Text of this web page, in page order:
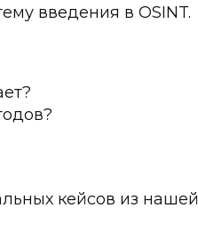
введения в OSINT.
кейсов из нашей